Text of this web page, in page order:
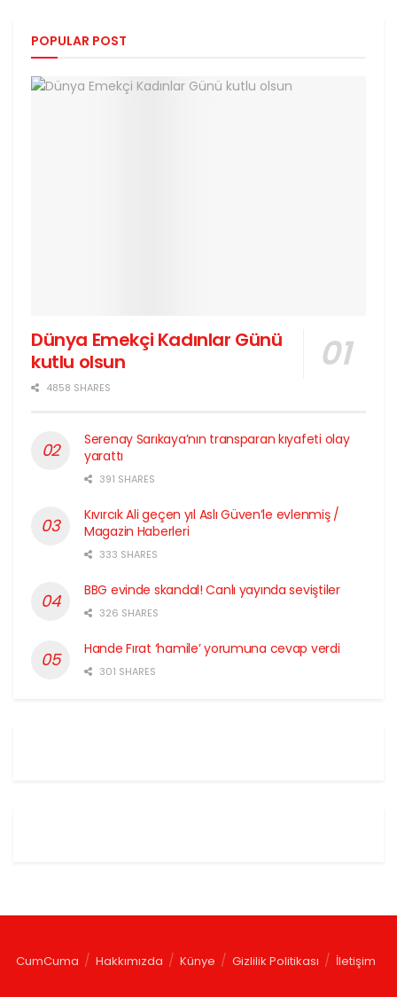
POPULAR POST
Dünya Emekçi Kadınlar Günü
kutlu olsun
4858 SHARES
Serenay Sarıkaya’nın transparan kıyafeti olay
yarattı
391 SHARES
Kıvırcık Ali geçen yıl Aslı Güven’le evlenmiş /
Magazin Haberleri
333 SHARES
BBG evinde skandal! Canlı yayında seviştiler
326 SHARES
Hande Fırat ‘hamile’ yorumuna cevap verdi
301 SHARES
CumCuma Hakkımızda Künye Gizlilik Politikası İletişim